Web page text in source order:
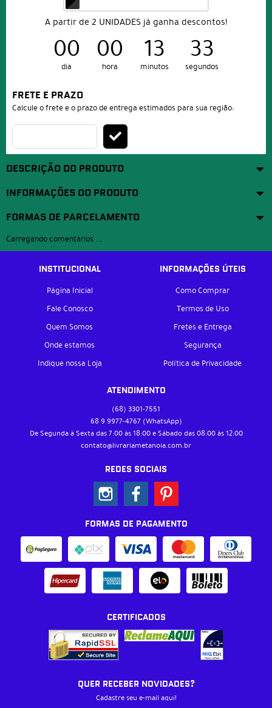
A partir de 2 UNIDADES já ganha descontos!
00
dia
00
hora
13
minutos
33
segundos
FRETE E PRAZO
Calcule o frete e o prazo de entrega estimados para sua região:
DESCRIÇÃO DO PRODUTO
INFORMAÇÕES DO PRODUTO
FORMAS DE PARCELAMENTO
Carregando comentários ...
INSTITUCIONAL
Página Inicial
Fale Conosco
Quem Somos
Onde estamos
Indique nossa Loja
INFORMAÇÕES ÚTEIS
Como Comprar
Termos de Uso
Fretes e Entrega
Segurança
Política de Privacidade
ATENDIMENTO
(68) 3301-7551
68 9 9977-4767 (WhatsApp)
De Segunda à Sexta das 7:00 às 18:00 e Sábado das 08:00 às 12:00
contato@livrariametanoia.com.br
REDES SOCIAIS
FORMAS DE PAGAMENTO
CERTIFICADOS
QUER RECEBER NOVIDADES?
Cadastre seu e-mail aqui!